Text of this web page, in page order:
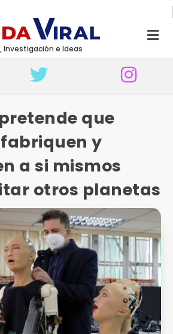
Investigación e Ideas
que
y
a si mismos
otros planetas